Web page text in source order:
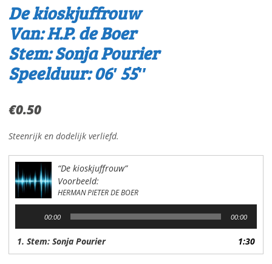
De kioskjuffrouw
Van: H.P. de Boer
Stem: Sonja Pourier
Speelduur: 06′ 55″
€0.50
Steenrijk en dodelijk verliefd.
“De kioskjuffrouw”
Voorbeeld:
HERMAN PIETER DE BOER
00:00 00:00
1. Stem: Sonja Pourier 1:30